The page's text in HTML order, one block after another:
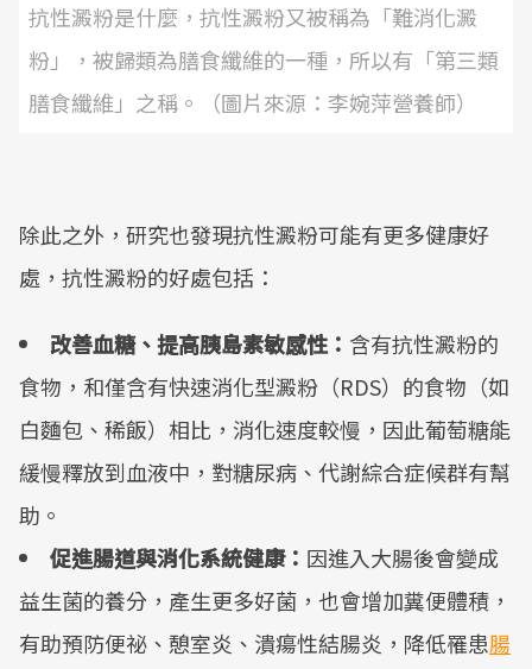
抗性澱粉是什麼，抗性澱粉又被稱為「難消化澱
粉」，被歸類為膳食纖維的一種，所以有「第三類
膳食纖維」之稱。（圖片來源：李婉萍營養師）
除此之外，研究也發現抗性澱粉可能有更多健康好
處，抗性澱粉的好處包括：
改善血糖、提高胰島素敏感性： 含有抗性澱粉的
食物，和僅含有快速消化型澱粉（RDS）的食物（如
白麵包、稀飯）相比，消化速度較慢，因此葡萄糖能
緩慢釋放到血液中，對糖尿病、代謝綜合症候群有幫
助。
促進腸道與消化系統健康： 因進入大腸後會變成
益生菌的養分，產生更多好菌，也會增加糞便體積，
有助預防便祕、憩室炎、潰瘍性結腸炎，降低罹患腸